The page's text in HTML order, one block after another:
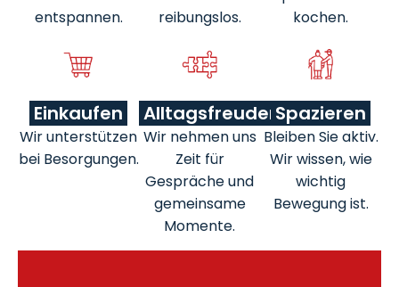
entspannen.
reibungslos.
kochen.
Einkaufen
Wir unterstützen
bei Besorgungen.
Alltagsfreuden
Wir nehmen uns
Zeit für
Gespräche und
gemeinsame
Momente.
Spazieren
Bleiben Sie aktiv.
Wir wissen, wie
wichtig
Bewegung ist.